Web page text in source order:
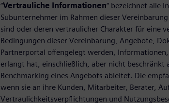
“Vertrauliche Informationen“ bezeichnet alle
Subunternehmer im Rahmen dieser
sind oder deren vertraulicher Charakter für eine
Bedingungen dieser Vereinbarung, Angebote,
Partnerportal offengelegt werden,
erlangt hat, einschließlich, aber nicht
Benchmarking eines Angebots ableitet. Die
wenn sie an ihre Kunden, Mitarbeiter, Berater,
Vertraulichkeitsverpflichtungen und